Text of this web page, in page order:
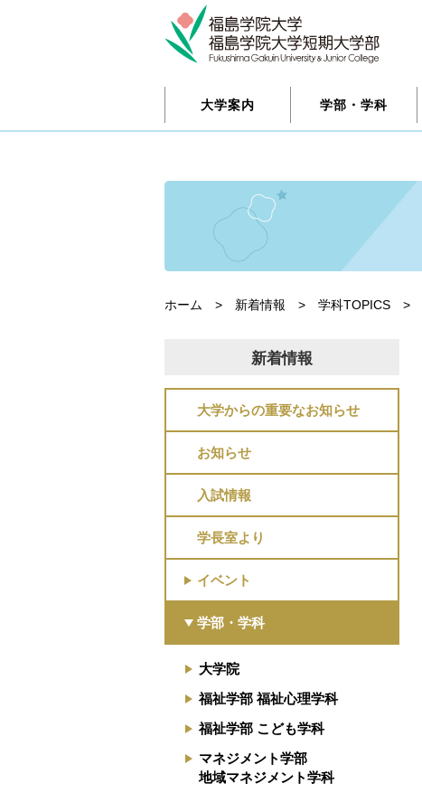
大学案内 学部・学科
ホーム > 新着情報 > 学科TOPICS >
新着情報
大学からの重要なお知らせ
お知らせ
入試情報
学長室より
イベント
学部・学科
大学院
福祉学部 福祉心理学科
福祉学部 こども学科
マネジメント学部
地域マネジメント学科